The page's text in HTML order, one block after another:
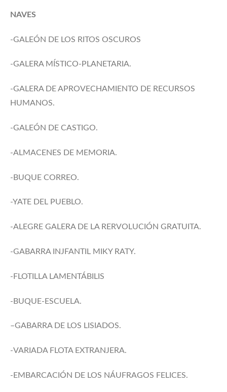
NAVES
-GALEÓN DE LOS RITOS OSCUROS
-GALERA MÍSTICO-PLANETARIA.
-GALERA DE APROVECHAMIENTO DE RECURSOS
HUMANOS.
-GALEÓN DE CASTIGO.
-ALMACENES DE MEMORIA.
-BUQUE CORREO.
-YATE DEL PUEBLO.
-ALEGRE GALERA DE LA RERVOLUCIÓN GRATUITA.
-GABARRA INJFANTIL MIKY RATY.
-FLOTILLA LAMENTÁBILIS
-BUQUE-ESCUELA.
–GABARRA DE LOS LISIADOS.
-VARIADA FLOTA EXTRANJERA.
-EMBARCACIÓN DE LOS NÁUFRAGOS FELICES.